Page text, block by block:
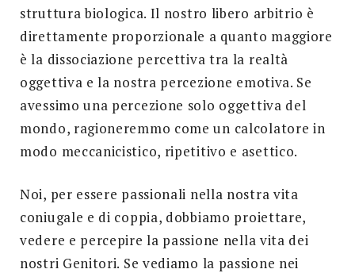
struttura biologica. Il nostro libero arbitrio è
direttamente proporzionale a quanto maggiore
è la dissociazione percettiva tra la realtà
oggettiva e la nostra percezione emotiva. Se
avessimo una percezione solo oggettiva del
mondo, ragioneremmo come un calcolatore in
modo meccanicistico, ripetitivo e asettico.
Noi, per essere passionali nella nostra vita
coniugale e di coppia, dobbiamo proiettare,
vedere e percepire la passione nella vita dei
nostri Genitori. Se vediamo la passione nei